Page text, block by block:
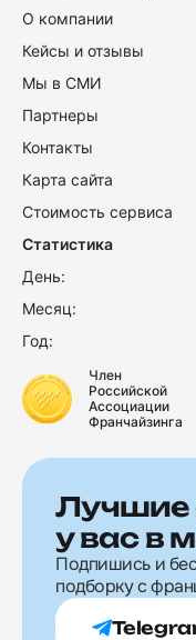
О компании
Кейсы и отзывы
Мы в СМИ
Партнеры
Контакты
Карта сайта
Стоимость сервиса
Статистика
День:
Месяц:
Год:
Член
Российской
Ассоциации
Франчайзинга
у вас в
Подпишись и
подборку с